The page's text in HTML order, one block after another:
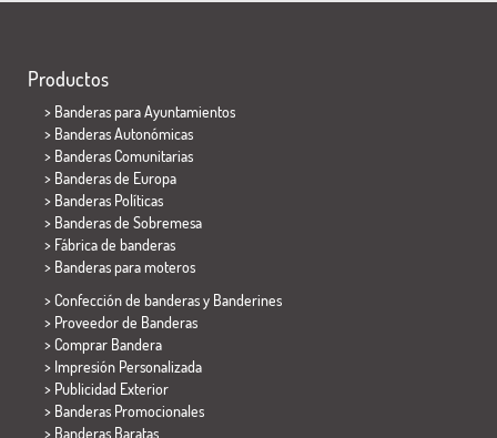
Productos
> Banderas para Ayuntamientos
> Banderas Autonómicas
> Banderas Comunitarias
> Banderas de Europa
> Banderas Políticas
> Banderas de Sobremesa
> Fábrica de banderas
> Banderas para moteros
> Confección de banderas y Banderines
> Proveedor de Banderas
> Comprar Bandera
> Impresión Personalizada
> Publicidad Exterior
> Banderas Promocionales
> Banderas Baratas